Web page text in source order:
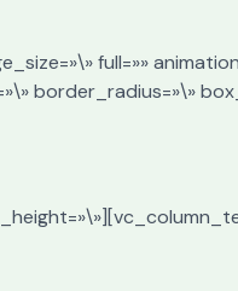
full=»»
border_radius=»\»